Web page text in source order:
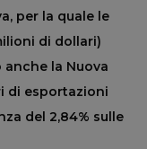
per la quale le
di dollari)
la Nuova
di esportazioni
del 2,84% sulle